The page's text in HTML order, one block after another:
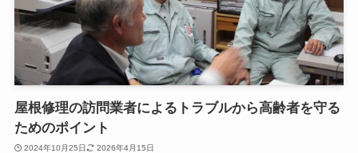
屋根修理の訪問業者によるトラブルから高齢者を守る
ためのポイント
2024年10月25日 2026年4月15日